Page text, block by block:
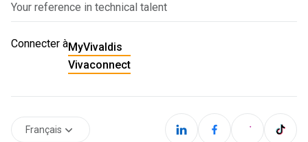
Your reference in technical talent
Connecter àMyVivaldis
Vivaconnect
Français